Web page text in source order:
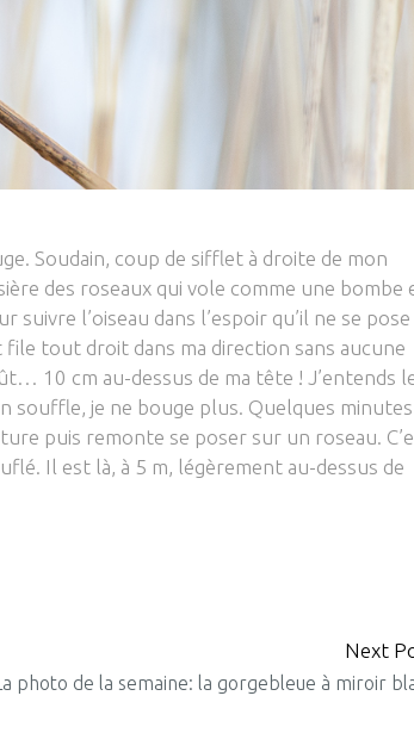
Soudain, coup de sifflet à droite de mon
des roseaux qui vole comme une bombe
suivre l’oiseau dans l’espoir qu’il ne se pose
tout droit dans ma direction sans aucune
10 cm au-dessus de ma tête ! J’entends
souffle, je ne bouge plus. Quelques minutes
puis remonte se poser sur un roseau.
Il est là, à 5 m, légèrement au-dessus de
Next
photo de la semaine: la gorgebleue à miroir